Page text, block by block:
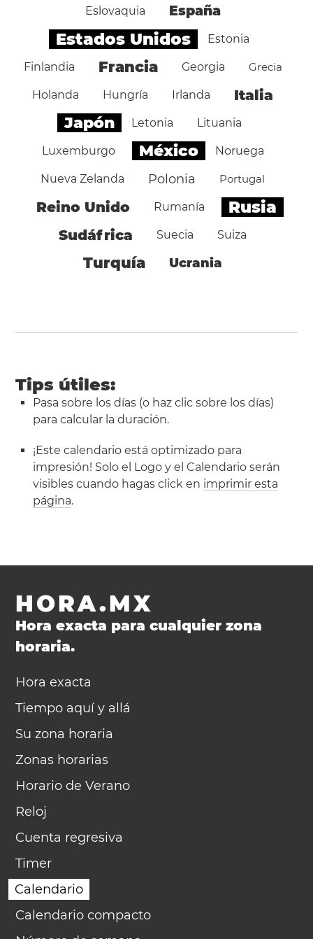
Eslovaquia España
Estados Unidos Estonia
Finlandia Francia Georgia Grecia
Holanda Hungría Irlanda Italia
Japón Letonia Lituania
Luxemburgo México Noruega
Nueva Zelanda Polonia Portugal
Reino Unido Rumanía Rusia
Sudáfrica Suecia Suiza
Turquía Ucrania
Tips útiles:
Pasa sobre los días (o haz clic sobre los días)
para calcular la duración.
¡Este calendario está optimizado para
impresión! Solo el Logo y el Calendario serán
visibles cuando hagas click en imprimir esta
página.
HORA.MX
Hora exacta para cualquier zona
horaria.
Hora exacta
Tiempo aquí y allá
Su zona horaria
Zonas horarias
Horario de Verano
Reloj
Cuenta regresiva
Timer
Calendario
Calendario compacto